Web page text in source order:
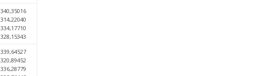
340,35016
314,22040
334,17710
328,15343
339,64527
320,89452
336,28779